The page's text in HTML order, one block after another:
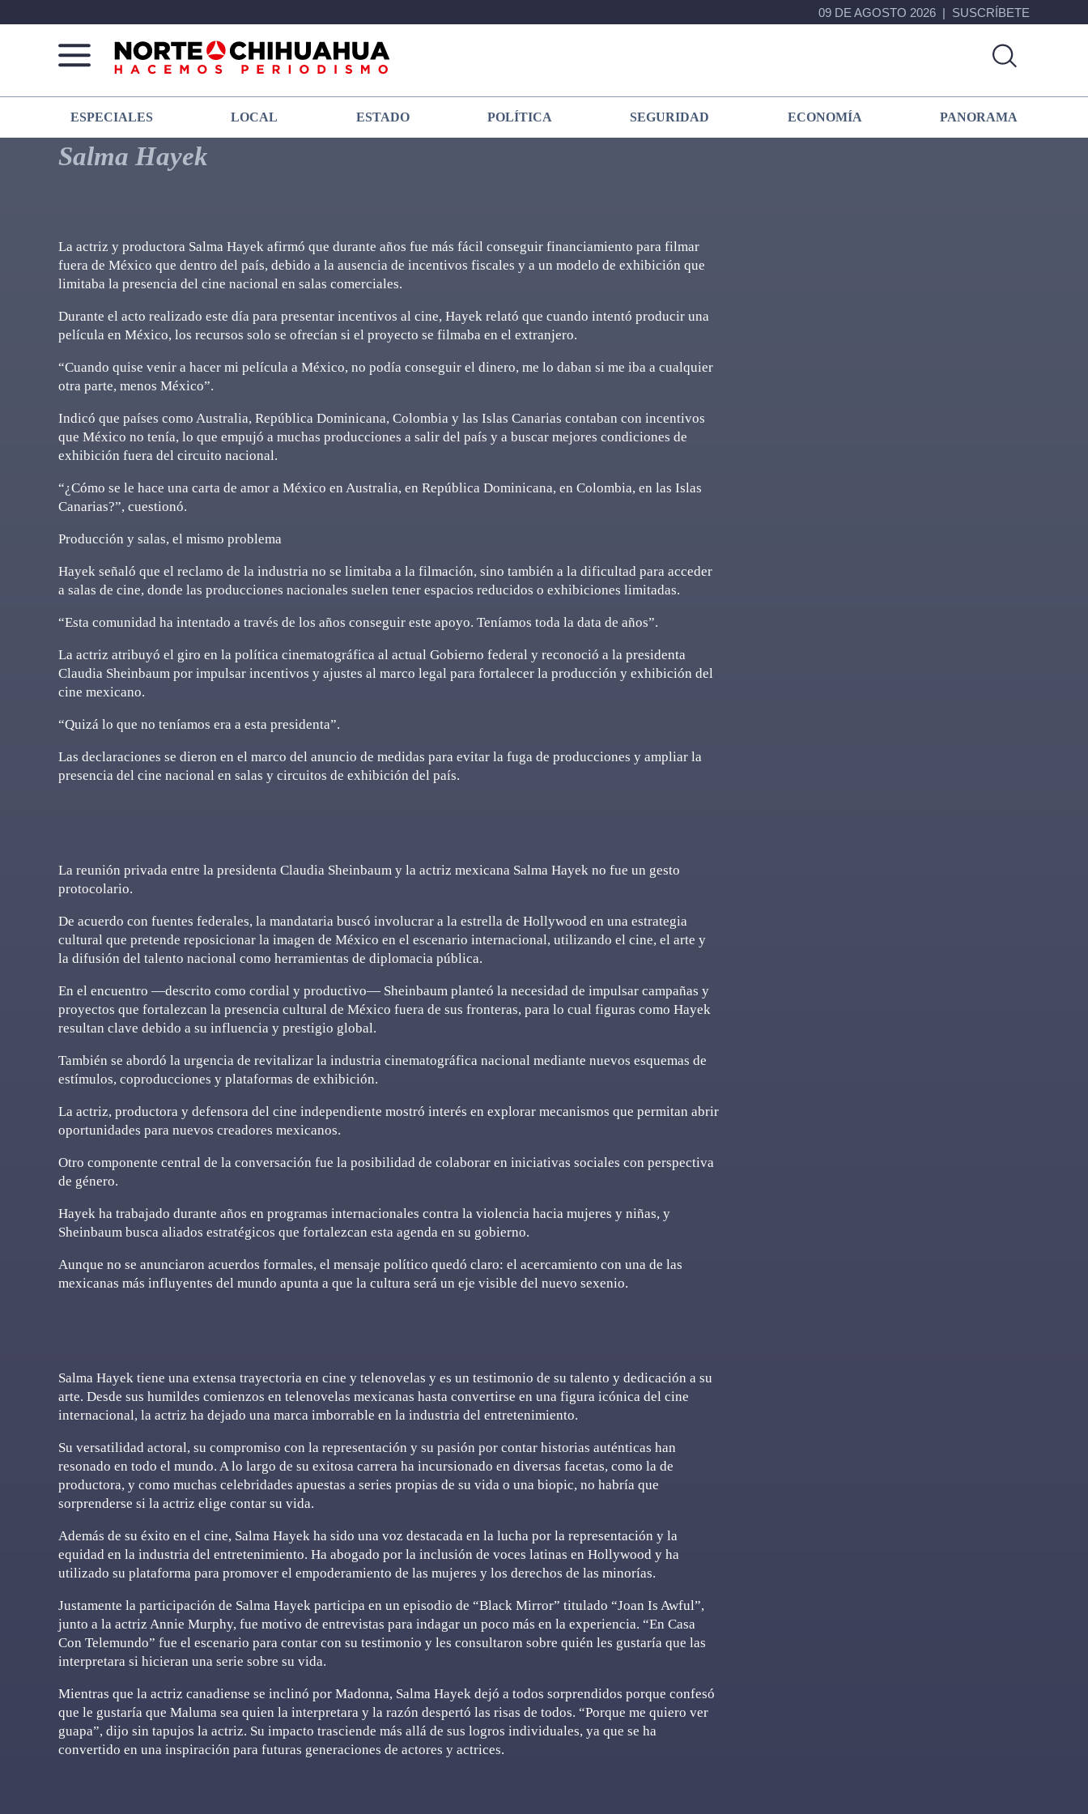
09 DE AGOSTO 2026 SUSCRÍBETE
Norte
De
Chihuahua
Más
que
noticias,
hacemos periodismo
ESPECIALES LOCAL ESTADO POLÍTICA SEGURIDAD ECONOMÍA PANORAMA
Salma Hayek
La actriz y productora Salma Hayek afirmó que durante años fue más fácil conseguir financiamiento para filmar
fuera de México que dentro del país, debido a la ausencia de incentivos fiscales y a un modelo de exhibición que
limitaba la presencia del cine nacional en salas comerciales.
Durante el acto realizado este día para presentar incentivos al cine, Hayek relató que cuando intentó producir una
película en México, los recursos solo se ofrecían si el proyecto se filmaba en el extranjero.
“Cuando quise venir a hacer mi película a México, no podía conseguir el dinero, me lo daban si me iba a cualquier
otra parte, menos México”.
Indicó que países como Australia, República Dominicana, Colombia y las Islas Canarias contaban con incentivos
que México no tenía, lo que empujó a muchas producciones a salir del país y a buscar mejores condiciones de
exhibición fuera del circuito nacional.
“¿Cómo se le hace una carta de amor a México en Australia, en República Dominicana, en Colombia, en las Islas
Canarias?”, cuestionó.
Producción y salas, el mismo problema
Hayek señaló que el reclamo de la industria no se limitaba a la filmación, sino también a la dificultad para acceder
a salas de cine, donde las producciones nacionales suelen tener espacios reducidos o exhibiciones limitadas.
“Esta comunidad ha intentado a través de los años conseguir este apoyo. Teníamos toda la data de años”.
La actriz atribuyó el giro en la política cinematográfica al actual Gobierno federal y reconoció a la presidenta
Claudia Sheinbaum por impulsar incentivos y ajustes al marco legal para fortalecer la producción y exhibición del
cine mexicano.
“Quizá lo que no teníamos era a esta presidenta”.
Las declaraciones se dieron en el marco del anuncio de medidas para evitar la fuga de producciones y ampliar la
presencia del cine nacional en salas y circuitos de exhibición del país.
La reunión privada entre la presidenta Claudia Sheinbaum y la actriz mexicana Salma Hayek no fue un gesto
protocolario.
De acuerdo con fuentes federales, la mandataria buscó involucrar a la estrella de Hollywood en una estrategia
cultural que pretende reposicionar la imagen de México en el escenario internacional, utilizando el cine, el arte y
la difusión del talento nacional como herramientas de diplomacia pública.
En el encuentro —descrito como cordial y productivo— Sheinbaum planteó la necesidad de impulsar campañas y
proyectos que fortalezcan la presencia cultural de México fuera de sus fronteras, para lo cual figuras como Hayek
resultan clave debido a su influencia y prestigio global.
También se abordó la urgencia de revitalizar la industria cinematográfica nacional mediante nuevos esquemas de
estímulos, coproducciones y plataformas de exhibición.
La actriz, productora y defensora del cine independiente mostró interés en explorar mecanismos que permitan abrir
oportunidades para nuevos creadores mexicanos.
Otro componente central de la conversación fue la posibilidad de colaborar en iniciativas sociales con perspectiva
de género.
Hayek ha trabajado durante años en programas internacionales contra la violencia hacia mujeres y niñas, y
Sheinbaum busca aliados estratégicos que fortalezcan esta agenda en su gobierno.
Aunque no se anunciaron acuerdos formales, el mensaje político quedó claro: el acercamiento con una de las
mexicanas más influyentes del mundo apunta a que la cultura será un eje visible del nuevo sexenio.
Salma Hayek tiene una extensa trayectoria en cine y telenovelas y es un testimonio de su talento y dedicación a su
arte. Desde sus humildes comienzos en telenovelas mexicanas hasta convertirse en una figura icónica del cine
internacional, la actriz ha dejado una marca imborrable en la industria del entretenimiento.
Su versatilidad actoral, su compromiso con la representación y su pasión por contar historias auténticas han
resonado en todo el mundo. A lo largo de su exitosa carrera ha incursionado en diversas facetas, como la de
productora, y como muchas celebridades apuestas a series propias de su vida o una biopic, no habría que
sorprenderse si la actriz elige contar su vida.
Además de su éxito en el cine, Salma Hayek ha sido una voz destacada en la lucha por la representación y la
equidad en la industria del entretenimiento. Ha abogado por la inclusión de voces latinas en Hollywood y ha
utilizado su plataforma para promover el empoderamiento de las mujeres y los derechos de las minorías.
Justamente la participación de Salma Hayek participa en un episodio de “Black Mirror” titulado “Joan Is Awful”,
junto a la actriz Annie Murphy, fue motivo de entrevistas para indagar un poco más en la experiencia. “En Casa
Con Telemundo” fue el escenario para contar con su testimonio y les consultaron sobre quién les gustaría que las
interpretara si hicieran una serie sobre su vida.
Mientras que la actriz canadiense se inclinó por Madonna, Salma Hayek dejó a todos sorprendidos porque confesó
que le gustaría que Maluma sea quien la interpretara y la razón despertó las risas de todos. “Porque me quiero ver
guapa”, dijo sin tapujos la actriz. Su impacto trasciende más allá de sus logros individuales, ya que se ha
convertido en una inspiración para futuras generaciones de actores y actrices.